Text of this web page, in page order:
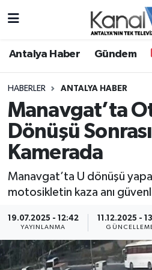
Antalya Haber Gündem
HABERLER ANTALYA HABER
Manavgat’ta
Dönüşü
Kamerada
Manavgat’ta U dönüşü
motosikletin kaza anı
19.07.2025 - 12:42
YAYINLANMA
11.12.2025 -
Antalya Haber
Dünya
Eğitim
Gündem
Günün Manşetleri
Haber Kuşakları
Hava Durumu
Trafik Durumu
Süper Lig Puan Durumu
Son Dakika Haberleri
Haber Arşivi